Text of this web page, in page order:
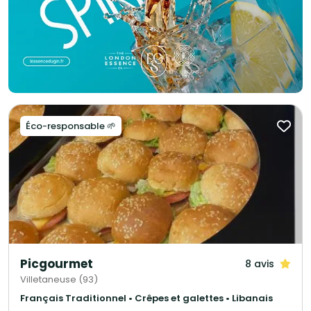
Éco-responsable 🌱
Picgourmet 8 avis
Villetaneuse (93)
Français Traditionnel • Crêpes et galettes • Libanais